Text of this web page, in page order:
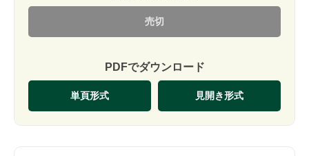
売切
PDFでダウンロード
単頁形式 見開き形式